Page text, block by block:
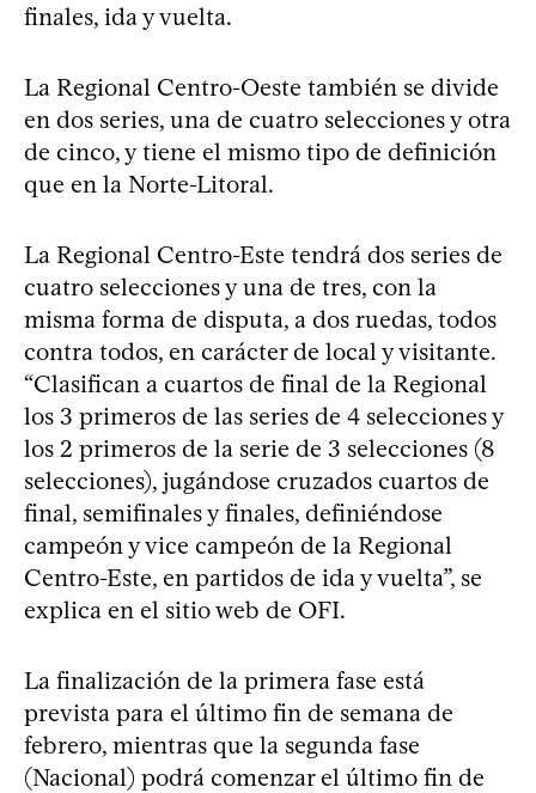
finales, ida y vuelta.
La Regional Centro-Oeste también se divide
en dos series, una de cuatro selecciones y otra
de cinco, y tiene el mismo tipo de definición
que en la Norte-Litoral.
La Regional Centro-Este tendrá dos series de
cuatro selecciones y una de tres, con la
misma forma de disputa, a dos ruedas, todos
contra todos, en carácter de local y visitante.
“Clasifican a cuartos de final de la Regional
los 3 primeros de las series de 4 selecciones y
los 2 primeros de la serie de 3 selecciones (8
selecciones), jugándose cruzados cuartos de
final, semifinales y finales, definiéndose
campeón y vice campeón de la Regional
Centro-Este, en partidos de ida y vuelta”, se
explica en el sitio web de OFI.
La finalización de la primera fase está
prevista para el último fin de semana de
febrero, mientras que la segunda fase
(Nacional) podrá comenzar el último fin de